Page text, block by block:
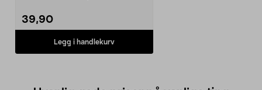
39,90
Legg i handlekurv